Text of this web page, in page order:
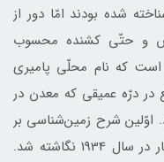
شده بودند امّا دور از
و حتّی کشنده محسوب
که نام محلّی پاميری
درّه عمیقی که معدن در
اوّلین شرح زمین‌شناسی بر
این معدن توسط کاشف تاجیک پامير تبار در سال 1934 نگاشته شد.